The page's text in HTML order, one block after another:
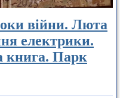
війни. Люта
електрики.
книга. Парк